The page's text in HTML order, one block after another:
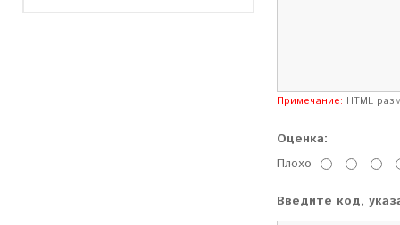
Примечание: HTML
Оценка:
Плохо
Введите код,